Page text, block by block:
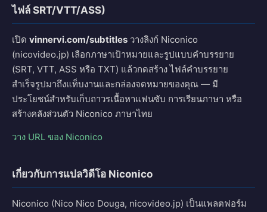
ไฟล์ SRT/VTT/ASS)
เปิด vinnervi.com/subtitles วางลิงก์ Niconico
(nicovideo.jp) เลือกภาษาเป้าหมายและรูปแบบคำบรรยาย
(SRT, VTT, ASS หรือ TXT) แล้วกดสร้าง ไฟล์คำบรรยาย
สำเร็จรูปมาถึงแท็บงานและกล่องจดหมายของคุณ — มี
ประโยชน์สำหรับเก็บถาวรเนื้อหาแฟนซับ การเรียนภาษา หรือ
สร้างคลังส่วนตัว Niconico ภาษาไทย
วาง URL ของ Niconico
เกี่ยวกับการแปลวิดีโอ Niconico
Niconico (Nico Nico Douga, nicovideo.jp) เป็นแพลตฟอร์ม